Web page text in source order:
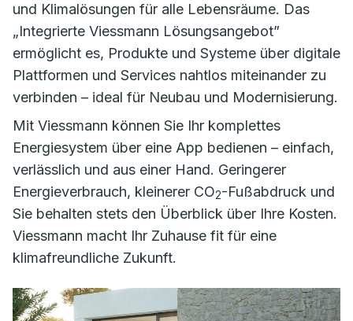
und Klimalösungen für alle Lebensräume. Das
„Integrierte Viessmann Lösungsangebot”
ermöglicht es, Produkte und Systeme über digitale
Plattformen und Services nahtlos miteinander zu
verbinden – ideal für Neubau und Modernisierung.
Mit Viessmann können Sie Ihr komplettes
Energiesystem über eine App bedienen – einfach,
verlässlich und aus einer Hand. Geringerer
Energieverbrauch, kleinerer CO2-Fußabdruck und
Sie behalten stets den Überblick über Ihre Kosten.
Viessmann macht Ihr Zuhause fit für eine
klimafreundliche Zukunft.